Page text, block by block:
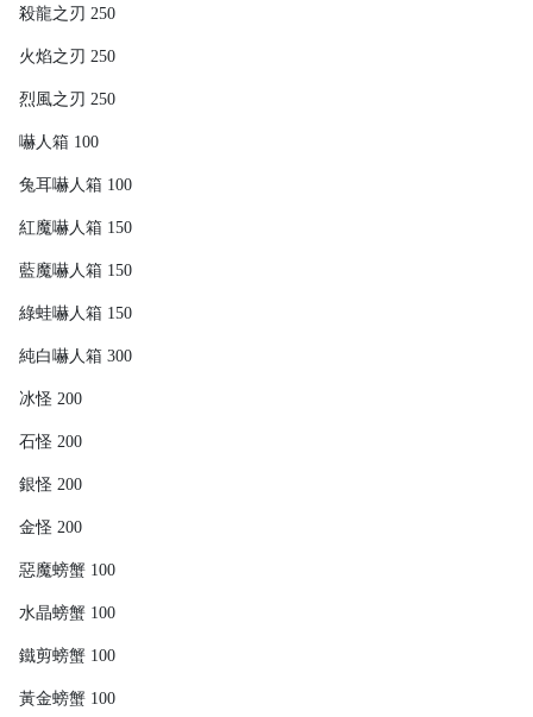
殺龍之刃 250
火焰之刃 250
烈風之刃 250
嚇人箱 100
兔耳嚇人箱 100
紅魔嚇人箱 150
藍魔嚇人箱 150
綠蛙嚇人箱 150
純白嚇人箱 300
冰怪 200
石怪 200
銀怪 200
金怪 200
惡魔螃蟹 100
水晶螃蟹 100
鐵剪螃蟹 100
黃金螃蟹 100